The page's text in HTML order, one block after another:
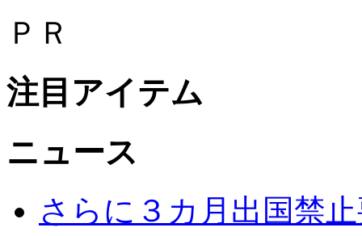
ＰＲ
注目アイテム
ニュース
さらに３カ月出国禁